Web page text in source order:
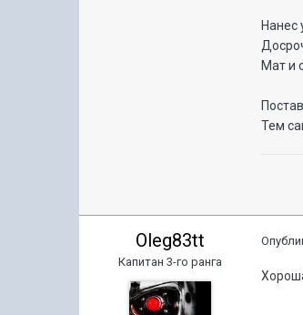
Нанес
Мат и
Тем
Oleg83tt
Капитан 3-го ранга